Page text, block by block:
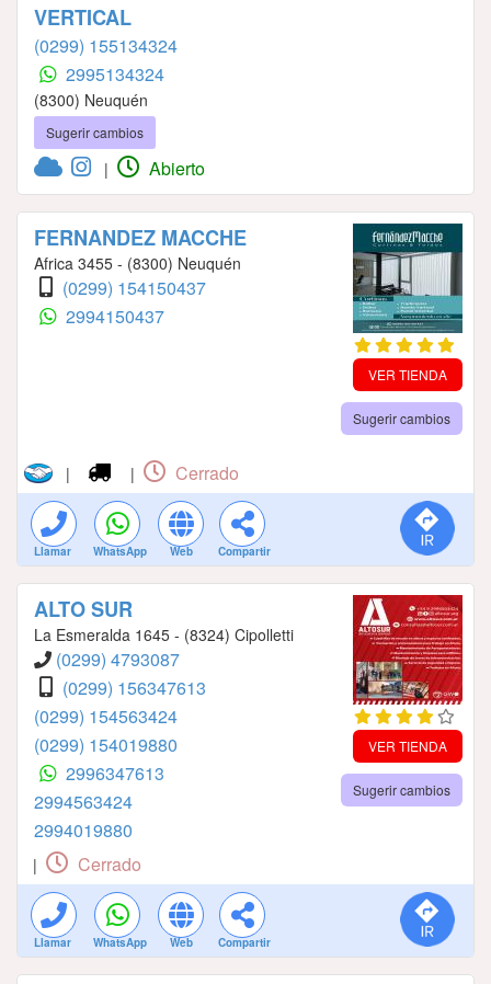
VERTICAL
(0299) 155134324
2995134324
(8300) Neuquén
Sugerir cambios
| Abierto
FERNANDEZ MACCHE
Africa 3455 - (8300) Neuquén
(0299) 154150437
2994150437
VER TIENDA
Sugerir cambios
| | Cerrado
Llamar WhatsApp Web Compartir
ALTO SUR
La Esmeralda 1645 - (8324) Cipolletti
(0299) 4793087
(0299) 156347613
(0299) 154563424
(0299) 154019880
2996347613
2994563424
2994019880
VER TIENDA
Sugerir cambios
| Cerrado
Llamar WhatsApp Web Compartir